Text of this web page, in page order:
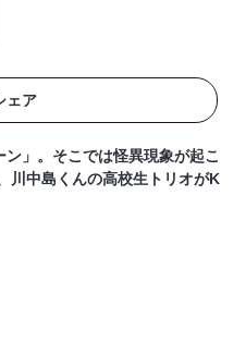
ェア
」。そこでは怪異現象が起こ
川中島くんの高校生トリオがK